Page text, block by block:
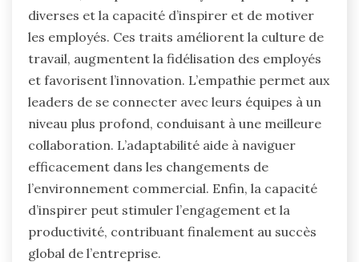
diverses et la capacité d’inspirer et de motiver
les employés. Ces traits améliorent la culture de
travail, augmentent la fidélisation des employés
et favorisent l’innovation. L’empathie permet aux
leaders de se connecter avec leurs équipes à un
niveau plus profond, conduisant à une meilleure
collaboration. L’adaptabilité aide à naviguer
efficacement dans les changements de
l’environnement commercial. Enfin, la capacité
d’inspirer peut stimuler l’engagement et la
productivité, contribuant finalement au succès
global de l’entreprise.